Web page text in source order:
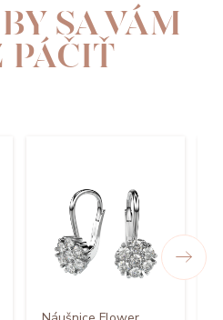
SA VÁM
PÁČIŤ